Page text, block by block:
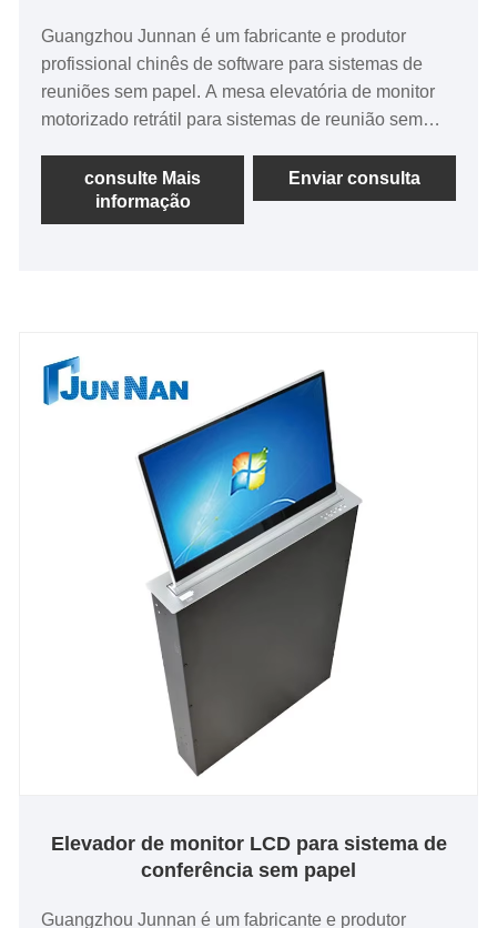
Guangzhou Junnan é um fabricante e produtor
profissional chinês de software para sistemas de
reuniões sem papel. A mesa elevatória de monitor
motorizado retrátil para sistemas de reunião sem
avançadas, software de sistema de reunião sem
papel (suporta Android e Windows), multifuncional
consulte Mais
informação
Enviar consulta
Elevador de monitor LCD para sistema de
conferência sem papel
Guangzhou Junnan é um fabricante e produtor